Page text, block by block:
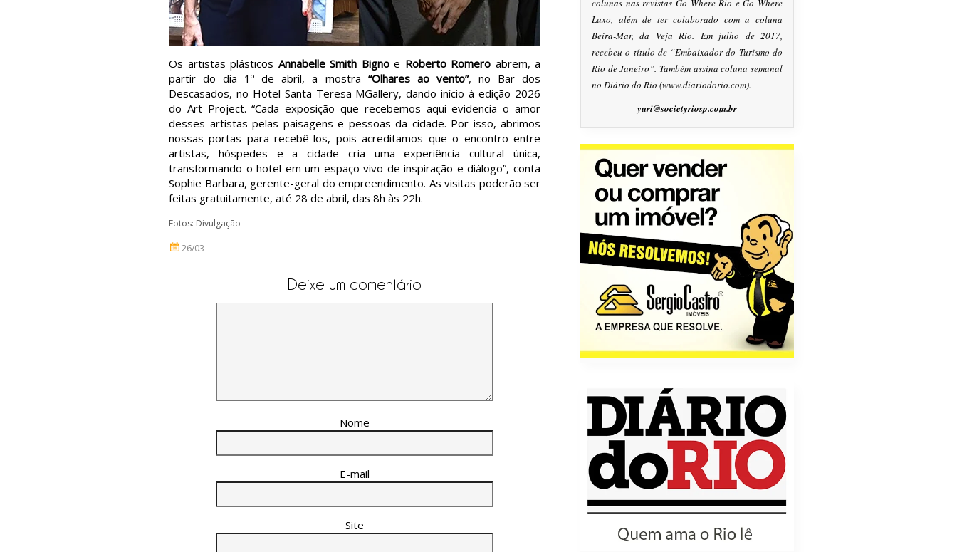
Os artistas plásticos Annabelle Smith Bignoe Roberto Romero abrem, a
partir do dia 1º de abril, a mostra “Olhares ao vento”, no Bar dos
Descasados, no Hotel Santa Teresa MGallery, dando início à edição 2026
do Art Project. “Cada exposição que recebemos aqui evidencia o amor
desses artistas pelas paisagens e pessoas da cidade. Por isso, abrimos
nossas portas para recebê-los, pois acreditamos que o encontro entre
artistas, hóspedes e a cidade cria uma experiência cultural única,
transformando o hotel em um espaço vivo de inspiração e diálogo”, conta
Sophie Barbara, gerente-geral do empreendimento. As visitas poderão ser
feitas gratuitamente, até 28 de abril, das 8h às 22h.
Fotos: Divulgação
26/03
Deixe um comentário
Nome
E-mail
Site
colunas nas revistas Go Where Rio e Go Where
Luxo, além de ter colaborado com a coluna
Beira-Mar, da Veja Rio. Em julho de 2017,
recebeu o título de “Embaixador do Turismo do
Rio de Janeiro”. Também assina coluna semanal
no Diário do Rio (www.diariodorio.com).
yuri@societyriosp.com.br